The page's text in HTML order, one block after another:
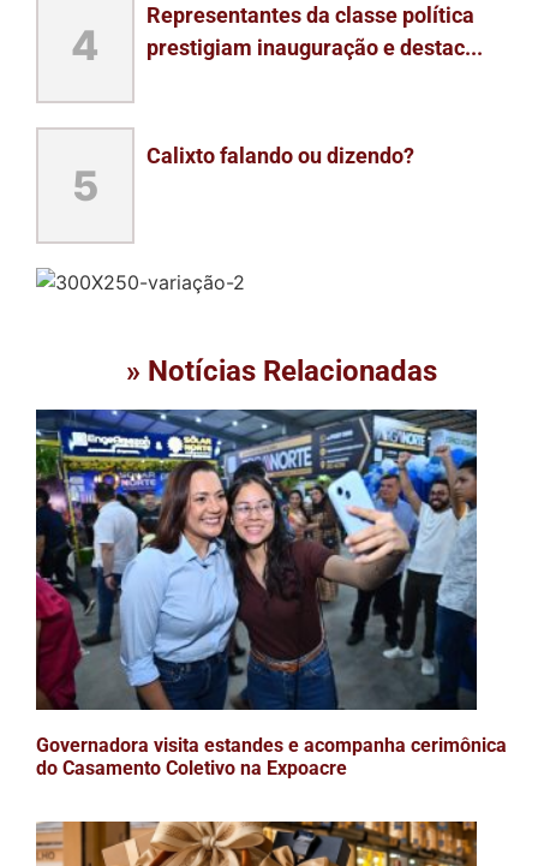
4
Representantes da classe política
prestigiam inauguração e destac...
5
Calixto falando ou dizendo?
» Notícias Relacionadas
Governadora visita estandes e acompanha cerimônica
do Casamento Coletivo na Expoacre